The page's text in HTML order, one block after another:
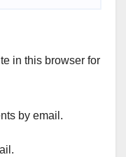
in this browser for
by email.